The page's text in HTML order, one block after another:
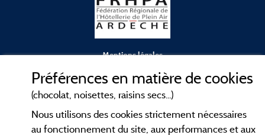
Mentions légales
Contact
Préférences en matière de cookies
(chocolat, noisettes, raisins secs...)
Nous utilisons des cookies strictement nécessaires
au fonctionnement du site, aux performances et aux